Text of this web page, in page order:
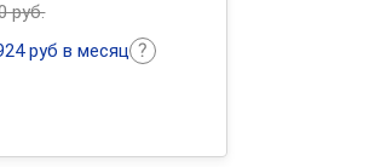
руб.
руб в месяц